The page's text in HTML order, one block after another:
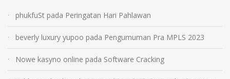
phukfuSt pada Peringatan Hari Pahlawan
beverly luxury yupoo pada Pengumuman Pra MPLS 2023
Nowe kasyno online pada Software Cracking